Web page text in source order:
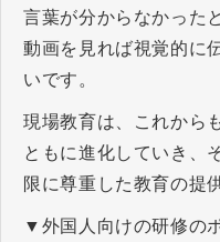
言葉が分からなかった
動画を見れば視覚的に
いです。
現場教育は、これから
ともに進化していき、
限に尊重した教育の提
▼外国人向けの研修の